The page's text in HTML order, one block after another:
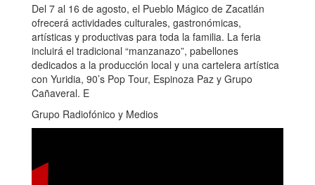
Del 7 al 16 de agosto, el Pueblo Mágico de Zacatlán
ofrecerá actividades culturales, gastronómicas,
artísticas y productivas para toda la familia. La feria
incluirá el tradicional “manzanazo”, pabellones
dedicados a la producción local y una cartelera artística
con Yuridia, 90’s Pop Tour, Espinoza Paz y Grupo
Cañaveral. E
Grupo Radiofónico y Medios